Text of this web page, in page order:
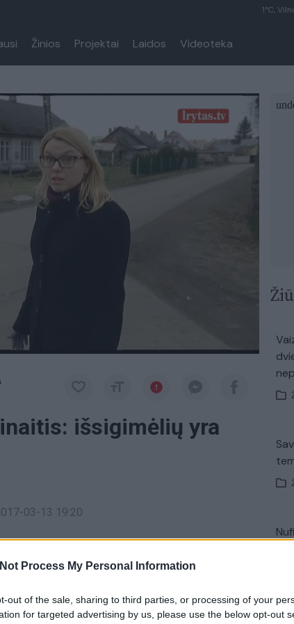
Process My Personal Information
out of the sale, sharing to third parties, or processing of your
for targeted advertising by us, please use the below opt-out
1°C,
Žinios Projektai Laidos Videoteka
išsigimėlių yra
03-13 19:20
plungiškės nužudymo byloje. Dėl automobilio
daugiausia smogta į galvą. Merginai
kad auką bus sunku atpažinti.